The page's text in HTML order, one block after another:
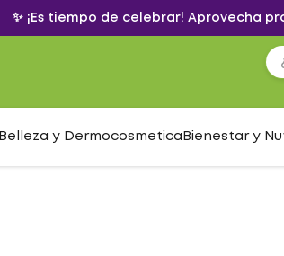
✨ ¡Es tiempo de celebrar! Aprovecha
Belleza y Dermocosmetica Bienestar y